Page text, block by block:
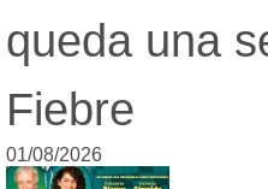
queda una
Fiebre
01/08/2026